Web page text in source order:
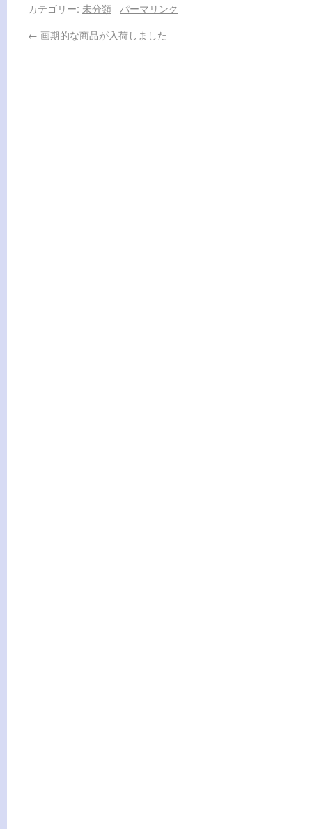
カテゴリー: 未分類
パーマリンク
← 画期的な商品が入荷しました